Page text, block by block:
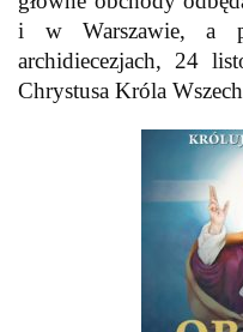
i w Warszawie, a
archidiecezjach, 24
Chrystusa Króla